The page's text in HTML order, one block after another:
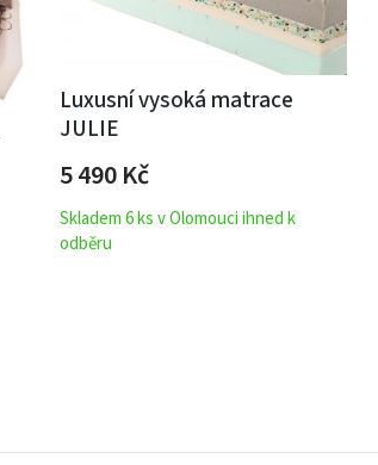
Luxusní vysoká matrace
JULIE
5 490Kč
Skladem 6 ks v Olomouci ihned k
odběru